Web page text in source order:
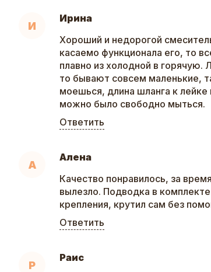
И
Ирина
Хороший и недорогой
касаемо функционала его, то
плавно из холодной в горячую.
то бывают совсем маленькие,
моешься, длина шланга к
можно было свободно мыться.
Ответить
А
Алена
Качество понравилось, за
вылезло. Подводка в
крепления, крутил сам без
Ответить
Р
Раис